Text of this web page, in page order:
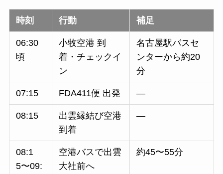
時刻 行動 補足
06:30
頃
小牧空港 到
着・チェックイ
ン
名古屋駅バスセ
ンターから約20
分
07:15 FDA411便 出発 —
08:15
出雲縁結び空港
到着
—
08:1
5〜09:
空港バスで出雲
大社前へ
約45〜55分